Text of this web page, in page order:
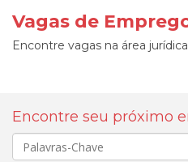
Vagas de
Encontre vagas na área
Encontre seu próximo
Palavra-
chave